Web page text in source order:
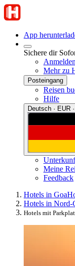
App
Sichere dir
Anmelden
Mehr zu
Posteingang
Reisen
Hilfe
Deutsch · EUR
Meine
Feedback
Hotels in Goa
Hotels in Nord-
Hotels mit